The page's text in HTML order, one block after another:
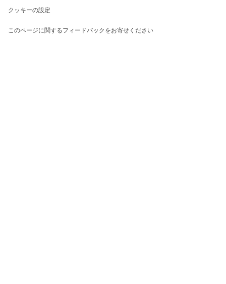
クッキーの設定
このページに関するフィードバックをお寄せください